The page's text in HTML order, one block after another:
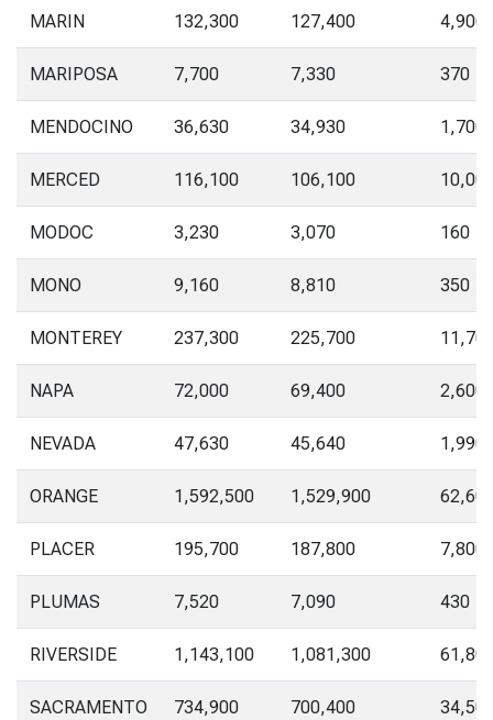
MARIN 132,300 127,400 4,900
MARIPOSA 7,700 7,330 370
MENDOCINO 36,630 34,930 1,700
MERCED 116,100 106,100
MODOC 3,230 3,070 160
MONO 9,160 8,810 350
MONTEREY 237,300 225,700
NAPA 72,000 69,400 2,600
NEVADA 47,630 45,640 1,990
ORANGE 1,592,500 1,529,900
PLACER 195,700 187,800 7,800
PLUMAS 7,520 7,090 430
RIVERSIDE 1,143,100 1,081,300
SACRAMENTO 734,900 700,400